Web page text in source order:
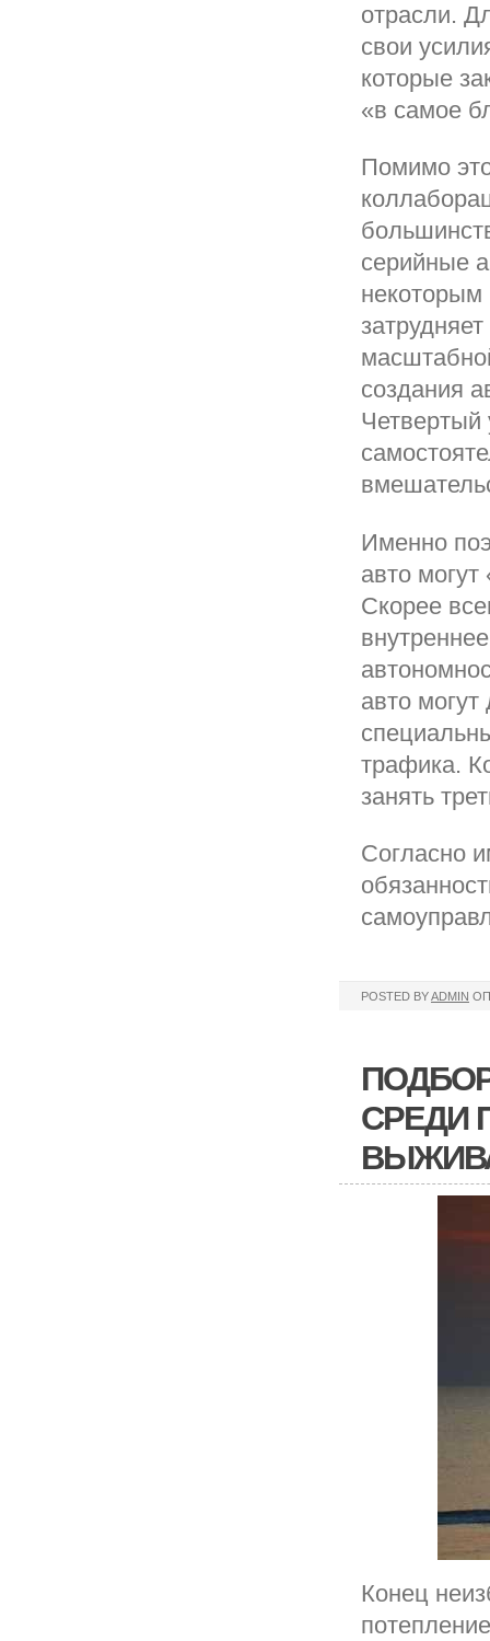
отрасли.
свои
которые
«в самое
Помимо
серийные
создания
Четвертый
Именно
авто
Скорее
авто
трафика.
занять
Согласно
POSTED BYADMIN
СРЕДИ
Конец